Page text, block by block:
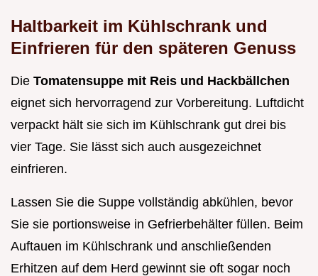
Haltbarkeit im Kühlschrank und
Einfrieren für den späteren Genuss
Die Tomatensuppe mit Reis und Hackbällchen
eignet sich hervorragend zur Vorbereitung. Luftdicht
verpackt hält sie sich im Kühlschrank gut drei bis
vier Tage. Sie lässt sich auch ausgezeichnet
einfrieren.
Lassen Sie die Suppe vollständig abkühlen, bevor
Sie sie portionsweise in Gefrierbehälter füllen. Beim
Auftauen im Kühlschrank und anschließenden
Erhitzen auf dem Herd gewinnt sie oft sogar noch